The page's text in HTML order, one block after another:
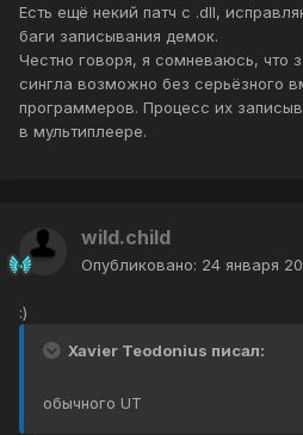
Есть ещё некий патч с .dll,
баги записывания демок.
Честно говоря, я сомневаюсь, что
сингла возможно без серьёзного
программеров. Процесс их
в мультиплеере.
wild.child
Опубликовано: 24 января
:)
Xavier Teodonius писал:
обычного UT